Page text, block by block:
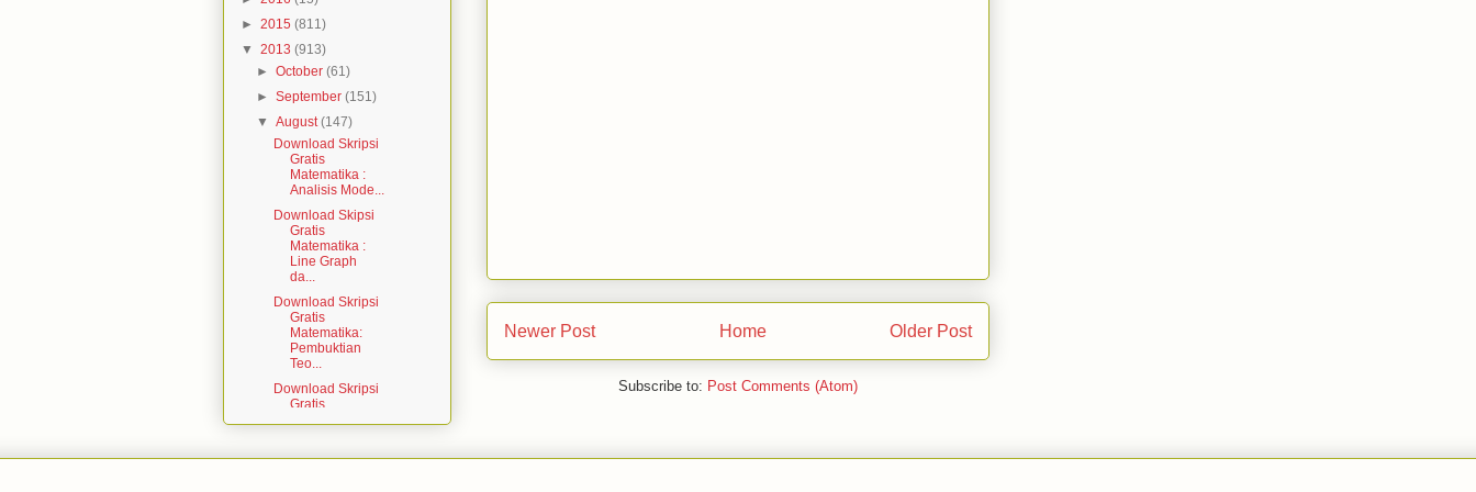
Newer Post Older Post
Home
Subscribe to: Post Comments (Atom)
► 2015 (811)
▼ 2013 (913)
►October(61)
►September(151)
▼August(147)
Download Skripsi
Gratis
Matematika :
Analisis Mode...
Download Skipsi
Gratis
Matematika :
Line Graph
da...
Download Skripsi
Gratis
Matematika:
Pembuktian
Teo...
Download Skripsi
Gratis
Download Skripsi